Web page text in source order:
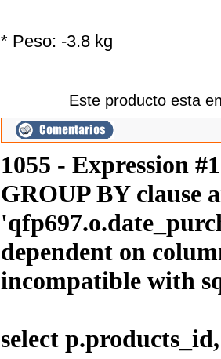
* Peso: -3.8 kg
Este producto esta
1055 - Expression
GROUP BY clause
dependent on
incompatible with
select